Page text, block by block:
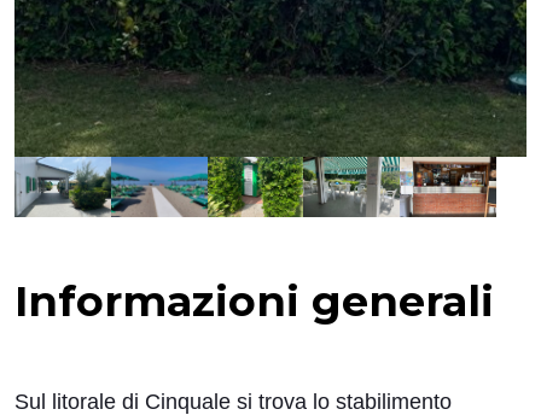
Informazioni generali
Sul litorale di Cinquale si trova lo stabilimento